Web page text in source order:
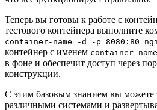
Теперь вы готовы к работе с
тестового контейнера выполните
container-name -d -p 8080:80
контейнер с именем container-name
в фоне и обеспечит доступ через
конструкции.
С этим базовым знанием вы можете
различными системами и